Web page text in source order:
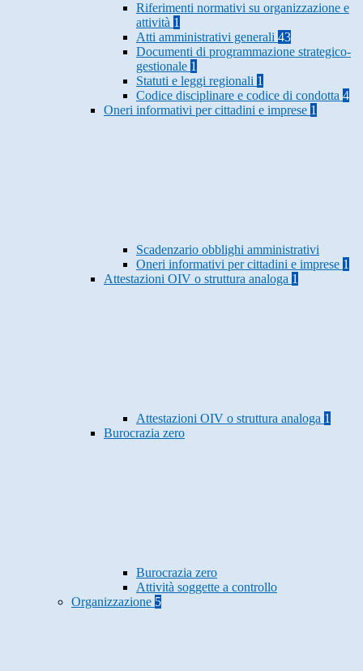
Riferimenti normativi su organizzazione e
attività 1
Atti amministrativi generali 43
Documenti di programmazione strategico-
gestionale 1
Statuti e leggi regionali 1
Codice disciplinare e codice di condotta 4
Oneri informativi per cittadini e imprese 1
Scadenzario obblighi amministrativi
Oneri informativi per cittadini e imprese 1
Attestazioni OIV o struttura analoga 1
Attestazioni OIV o struttura analoga 1
Burocrazia zero
Burocrazia zero
Attività soggette a controllo
Organizzazione 5